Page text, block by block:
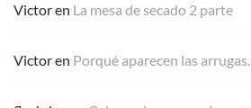
Victoren La mesa de secado 2 parte
Victoren Porqué aparecen las arrugas.